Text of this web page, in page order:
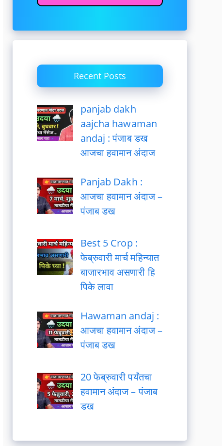
Recent Posts
panjab dakh
aajcha hawaman
andaj : पंजाब डख
आजचा हवामान अंदाज
Panjab Dakh :
आजचा हवामान अंदाज –
पंजाब डख
Best 5 Crop :
फेब्रुवारी मार्च महिन्यात
बाजारभाव असणारी हि
पिके लावा
Hawaman andaj :
आजचा हवामान अंदाज –
पंजाब डख
20 फेब्रुवारी पर्यंतचा
हवामान अंदाज – पंजाब
डख